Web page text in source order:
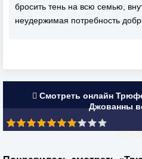
бросить тень на всю семью,
неудержимая потребность
Смотреть онлайн
Джованны
7/10 (